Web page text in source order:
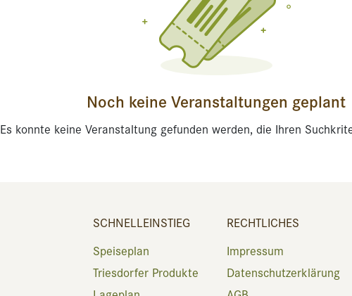
Noch keine Veranstaltungen geplant
Es konnte keine Veranstaltung gefunden werden, die Ihren
SCHNELLEINSTIEG
Speiseplan
Triesdorfer Produkte
RECHTLICHES
Impressum
Datenschutzerklärung